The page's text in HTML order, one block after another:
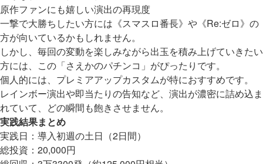
原作ファンにも嬉しい演出の再現度
一撃で大勝ちしたい方には《スマスロ番長》や《Re:ゼロ》の
方が向いているかもしれません。
しかし、毎回の変動を楽しみながら出玉を積み上げていきたい
方には、この「さえかのパチンコ」がぴったりです。
個人的には、プレミアアップカスタムが特におすすめです。
レインボー演出や即当たりの告知など、演出が濃密に詰め込ま
れていて、どの瞬間も飽きさせません。
実践結果まとめ
実践日：導入初週の土日（2日間）
総投資：20,000円